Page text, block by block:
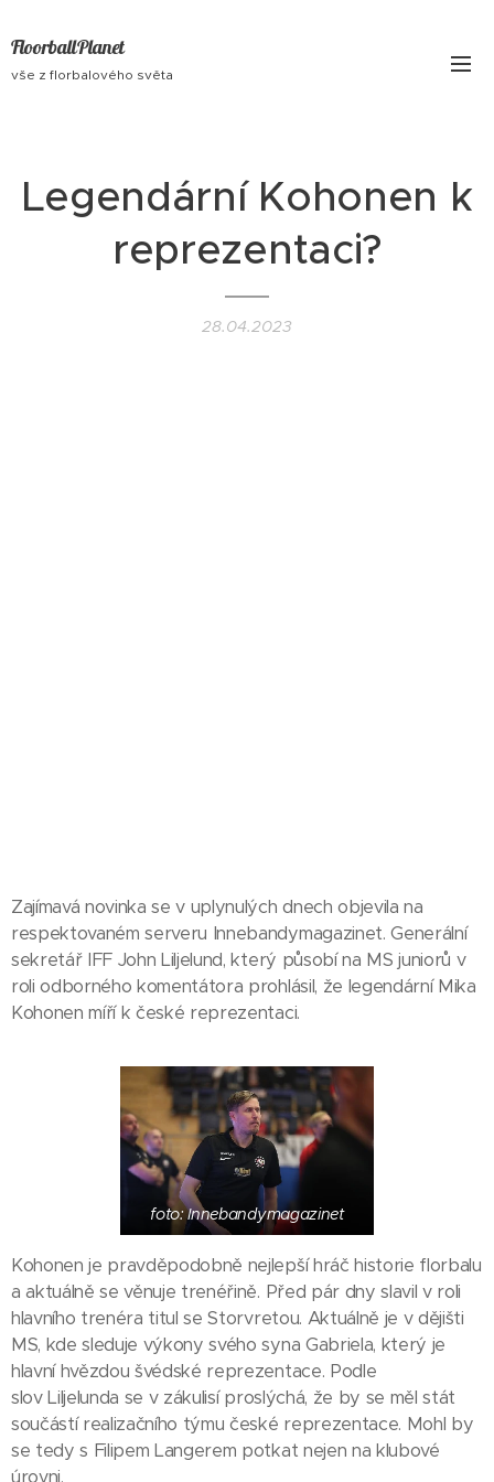
FloorballPlanet
vše z florbalového světa
Legendární Kohonen k
reprezentaci?
28.04.2023
Zajímavá novinka se v uplynulých dnech objevila na
respektovaném serveru Innebandymagazinet. Generální
sekretář IFF John Liljelund, který působí na MS juniorů v
roli odborného komentátora prohlásil, že legendární Mika
Kohonen míří k české reprezentaci.
foto: Innebandymagazinet
Kohonen je pravděpodobně nejlepší hráč historie florbalu
a aktuálně se věnuje trenéřině. Před pár dny slavil v roli
hlavního trenéra titul se Storvretou. Aktuálně je v dějišti
MS, kde sleduje výkony svého syna Gabriela, který je
hlavní hvězdou švédské reprezentace. Podle
slov Liljelunda se v zákulisí proslýchá, že by se měl stát
součástí realizačního týmu české reprezentace. Mohl by
se tedy s Filipem Langerem potkat nejen na klubové
úrovni.